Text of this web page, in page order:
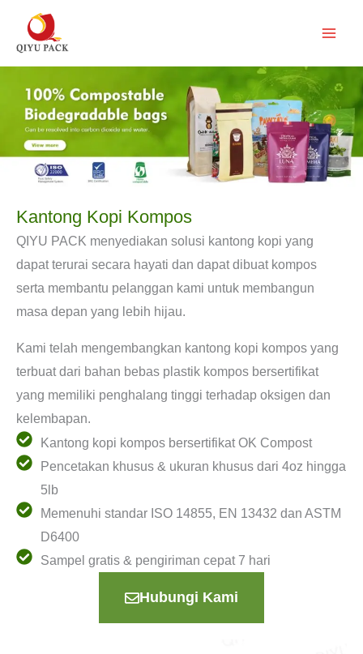
konten
Kantong Kopi Kompos
QIYU PACK menyediakan solusi kantong kopi yang
dapat terurai secara hayati dan dapat dibuat kompos
serta membantu pelanggan kami untuk membangun
masa depan yang lebih hijau.
Kami telah mengembangkan kantong kopi kompos yang
terbuat dari bahan bebas plastik kompos bersertifikat
yang memiliki penghalang tinggi terhadap oksigen dan
kelembapan.
Kantong kopi kompos bersertifikat OK Compost
Pencetakan khusus & ukuran khusus dari 4oz hingga
5lb
Memenuhi standar ISO 14855, EN 13432 dan ASTM
D6400
Sampel gratis & pengiriman cepat 7 hari
Hubungi Kami